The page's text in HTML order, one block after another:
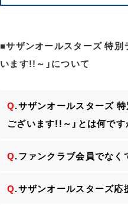
■サザンオールスターズ 特
います!!～」について
Q.サザンオールスターズ
ございます!!～」とは何です
Q.ファンクラブ会員でなく
Q.サザンオールスターズ応